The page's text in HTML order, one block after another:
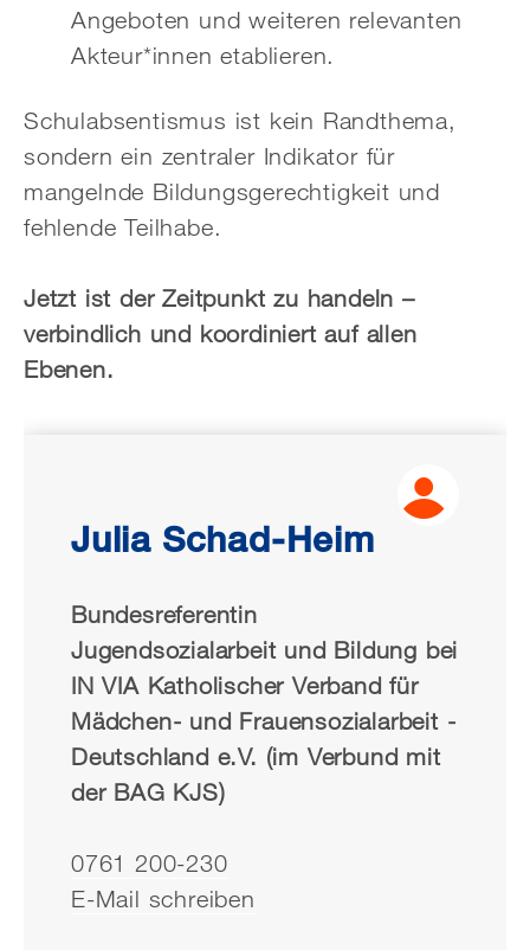
Angeboten und weiteren relevanten
Akteur*innen etablieren.
Schulabsentismus ist kein Randthema,
sondern ein zentraler Indikator für
mangelnde Bildungsgerechtigkeit und
fehlende Teilhabe.
Jetzt ist der Zeitpunkt zu handeln –
verbindlich und koordiniert auf allen
Ebenen.
Julia Schad-Heim
Bundesreferentin
Jugendsozialarbeit und Bildung bei
IN VIA Katholischer Verband für
Mädchen- und Frauensozialarbeit -
Deutschland e.V. (im Verbund mit
der BAG KJS)
0761 200-230
E-Mail schreiben